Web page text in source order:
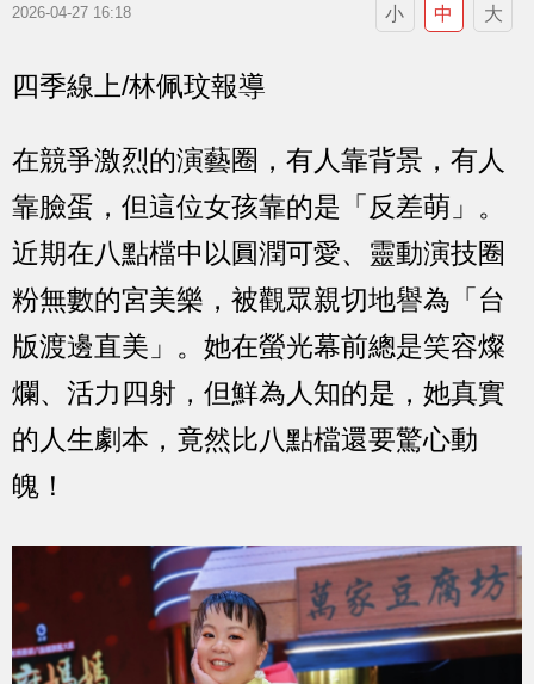
2026-04-27 16:18 小 中 大
四季線上/林佩玟報導
在競爭激烈的演藝圈，有人靠背景，有人
靠臉蛋，但這位女孩靠的是「反差萌」。
近期在八點檔中以圓潤可愛、靈動演技圈
粉無數的宮美樂 ，被觀眾親切地譽為「台
版渡邊直美」。她在螢光幕前總是笑容燦
爛、活力四射，但鮮為人知的是，她真實
的人生劇本，竟然比八點檔還要驚心動
魄！